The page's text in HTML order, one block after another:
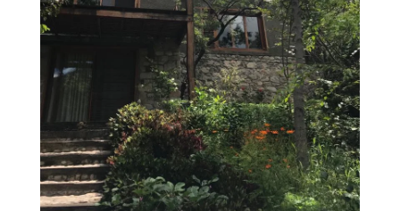
Adega com rótulos incríveis e baratos, em
comparação à distância, 100, 120 reais e aceita
cartão. Pois é, lá nomeio da serra, a internet e a
tecnologia nos unindo a Carlos e Jeff. Os
proprietários e chefs que fazem tudo ali mesmo